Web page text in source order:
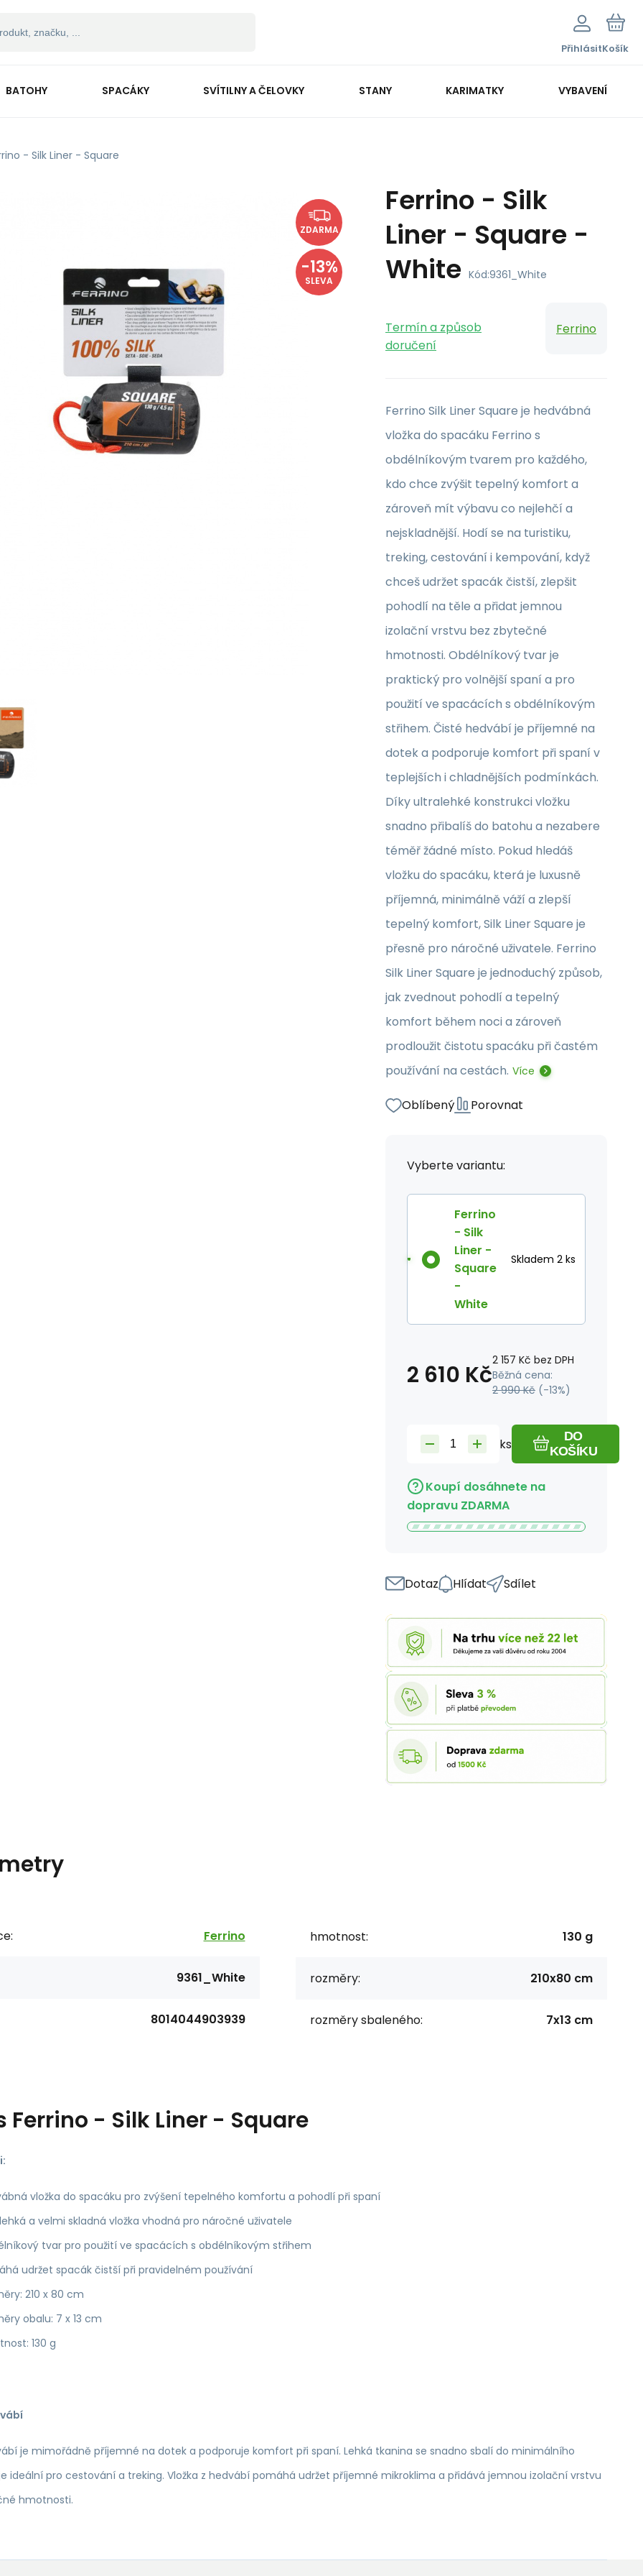
PřihlásitKošík
BATOHY SPACÁKY SVÍTILNY A ČELOVKY STANY KARIMATKY VYBAVENÍ
- Silk Liner - Square
ZDARMA
-13%
SLEVA
Ferrino - Silk
Liner - Square -
White Kód:9361_White
Termín a způsob
doručení
Ferrino
Ferrino Silk Liner Square je hedvábná
vložka do spacáku Ferrino s
obdélníkovým tvarem pro každého,
kdo chce zvýšit tepelný komfort a
zároveň mít výbavu co nejlehčí a
nejskladnější. Hodí se na turistiku,
treking, cestování i kempování, když
chceš udržet spacák čistší, zlepšit
pohodlí na těle a přidat jemnou
izolační vrstvu bez zbytečné
hmotnosti. Obdélníkový tvar je
praktický pro volnější spaní a pro
použití ve spacácích s obdélníkovým
střihem. Čisté hedvábí je příjemné na
dotek a podporuje komfort při spaní v
teplejších i chladnějších podmínkách.
Díky ultralehké konstrukci vložku
snadno přibalíš do batohu a nezabere
téměř žádné místo. Pokud hledáš
vložku do spacáku, která je luxusně
příjemná, minimálně váží a zlepší
tepelný komfort, Silk Liner Square je
přesně pro náročné uživatele. Ferrino
Silk Liner Square je jednoduchý způsob,
jak zvednout pohodlí a tepelný
komfort během noci a zároveň
prodloužit čistotu spacáku při častém
používání na cestách. Více
Oblíbený Porovnat
Vyberte variantu:
Ferrino
- Silk
Liner -
Square
-
White
Skladem 2 ks
2 610 Kč2 157 Kč bez DPH
Běžná cena:
2 990 Kč (-13%)
ks
DO
KOŠÍKU
Koupí dosáhnete na
dopravu ZDARMA
Dotaz Hlídat Sdílet
Ferrino
9361_White
8014044903939
hmotnost: 130 g
rozměry: 210x80 cm
rozměry sbaleného: 7x13 cm
Ferrino - Silk Liner - Square
vložka do spacáku pro zvýšení tepelného komfortu a pohodlí při spaní
a velmi skladná vložka vhodná pro náročné uživatele
tvar pro použití ve spacácích s obdélníkovým střihem
udržet spacák čistší při pravidelném používání
210 x 80 cm
obalu: 7 x 13 cm
130 g
je mimořádně příjemné na dotek a podporuje komfort při spaní. Lehká tkanina se snadno sbalí do minimálního
ideální pro cestování a treking. Vložka z hedvábí pomáhá udržet příjemné mikroklima a přidává jemnou izolační vrstvu
hmotnosti.